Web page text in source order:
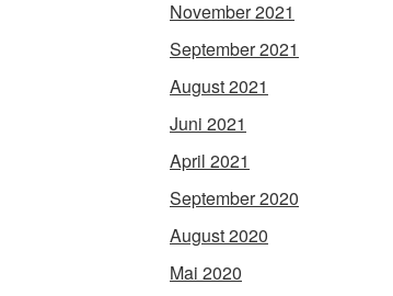
November 2021
September 2021
August 2021
Juni 2021
April 2021
September 2020
August 2020
Mai 2020